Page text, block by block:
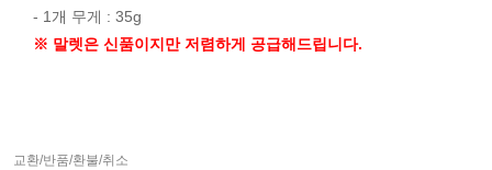
- 1개 무게 : 35g
※ 말렛은 신품이지만 저렴하게 공급해드립니다.
교환/반품/환불/취소